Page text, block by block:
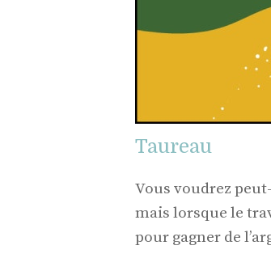
Taureau
Vous voudrez
mais lorsque le
pour gagner de